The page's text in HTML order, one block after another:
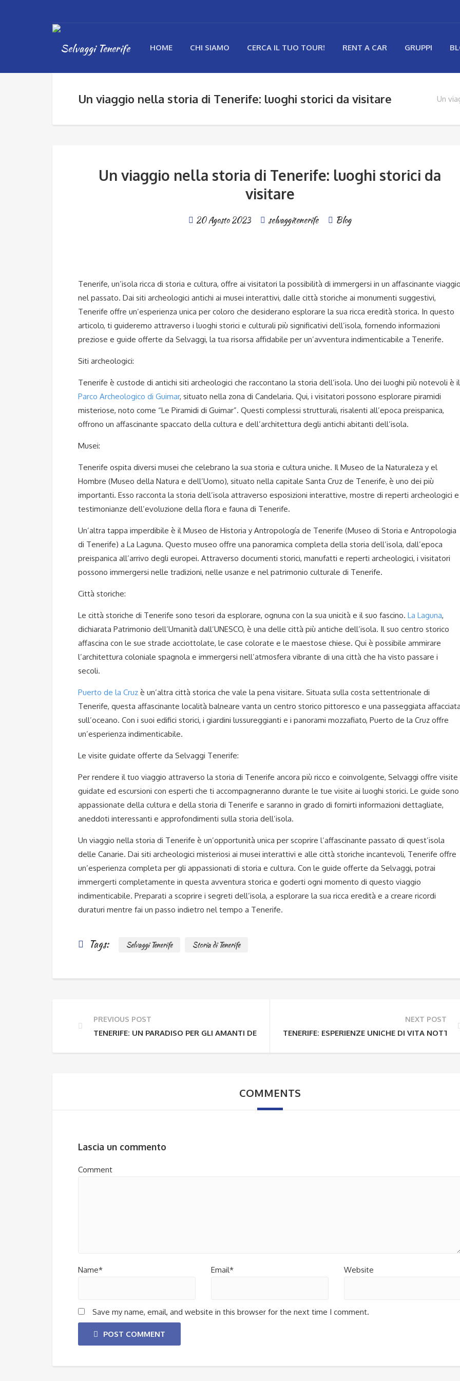
HOME CHI SIAMO CERCA IL TUO TOUR! RENT A CAR GRUPPI
Un viaggio nella storia di Tenerife: luoghi storici da visitare Un
Un viaggio nella storia di Tenerife: luoghi storici da
visitare
20 Agosto 2023 selvaggitenerife Blog
Tenerife, un’isola ricca di storia e cultura, offre ai visitatori la possibilità di immergersi in un affascinante
nel passato. Dai siti archeologici antichi ai musei interattivi, dalle città storiche ai monumenti suggestivi,
Tenerife offre un’esperienza unica per coloro che desiderano esplorare la sua ricca eredità storica. In questo
articolo, ti guideremo attraverso i luoghi storici e culturali più significativi dell’isola, fornendo informazioni
preziose e guide offerte da Selvaggi, la tua risorsa affidabile per un’avventura indimenticabile a Tenerife.
Siti archeologici:
Tenerife è custode di antichi siti archeologici che raccontano la storia dell’isola. Uno dei luoghi più notevoli è il
Parco Archeologico di Guimar, situato nella zona di Candelaria. Qui, i visitatori possono esplorare piramidi
misteriose, noto come “Le Piramidi di Guimar”. Questi complessi strutturali, risalenti all’epoca preispanica,
offrono un affascinante spaccato della cultura e dell’architettura degli antichi abitanti dell’isola.
Musei:
Tenerife ospita diversi musei che celebrano la sua storia e cultura uniche. Il Museo de la Naturaleza y el
Hombre (Museo della Natura e dell’Uomo), situato nella capitale Santa Cruz de Tenerife, è uno dei più
importanti. Esso racconta la storia dell’isola attraverso esposizioni interattive, mostre di reperti archeologici e
testimonianze dell’evoluzione della flora e fauna di Tenerife.
Un’altra tappa imperdibile è il Museo de Historia y Antropología de Tenerife (Museo di Storia e Antropologia
di Tenerife) a La Laguna. Questo museo offre una panoramica completa della storia dell’isola, dall’epoca
preispanica all’arrivo degli europei. Attraverso documenti storici, manufatti e reperti archeologici, i visitatori
possono immergersi nelle tradizioni, nelle usanze e nel patrimonio culturale di Tenerife.
Città storiche:
Le città storiche di Tenerife sono tesori da esplorare, ognuna con la sua unicità e il suo fascino. La Laguna,
dichiarata Patrimonio dell’Umanità dall’UNESCO, è una delle città più antiche dell’isola. Il suo centro storico
affascina con le sue strade acciottolate, le case colorate e le maestose chiese. Qui è possibile ammirare
l’architettura coloniale spagnola e immergersi nell’atmosfera vibrante di una città che ha visto passare i
secoli.
Puerto de la Cruz è un’altra città storica che vale la pena visitare. Situata sulla costa settentrionale di
Tenerife, questa affascinante località balneare vanta un centro storico pittoresco e una passeggiata
sull’oceano. Con i suoi edifici storici, i giardini lussureggianti e i panorami mozzafiato, Puerto de la Cruz offre
un’esperienza indimenticabile.
Le visite guidate offerte da Selvaggi Tenerife:
Per rendere il tuo viaggio attraverso la storia di Tenerife ancora più ricco e coinvolgente, Selvaggi offre visite
guidate ed escursioni con esperti che ti accompagneranno durante le tue visite ai luoghi storici. Le guide sono
appassionate della cultura e della storia di Tenerife e saranno in grado di fornirti informazioni dettagliate,
aneddoti interessanti e approfondimenti sulla storia dell’isola.
Un viaggio nella storia di Tenerife è un’opportunità unica per scoprire l’affascinante passato di quest’isola
delle Canarie. Dai siti archeologici misteriosi ai musei interattivi e alle città storiche incantevoli, Tenerife offre
un’esperienza completa per gli appassionati di storia e cultura. Con le guide offerte da Selvaggi, potrai
immergerti completamente in questa avventura storica e goderti ogni momento di questo viaggio
indimenticabile. Preparati a scoprire i segreti dell’isola, a esplorare la sua ricca eredità e a creare ricordi
duraturi mentre fai un passo indietro nel tempo a Tenerife.
Tags: Selvaggi Tenerife Storia di Tenerife
PREVIOUS POST
TENERIFE: UN PARADISO PER GLI AMANTI DEL SURF
NEXT POST
TENERIFE: ESPERIENZE UNICHE DI VITA
COMMENTS
Lascia un commento
Comment
Name* Email* Website
Save my name, email, and website in this browser for the next time I comment.
POST COMMENT